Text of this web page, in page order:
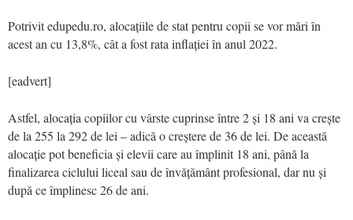
Potrivit edupedu.ro, alocațiile de stat pentru copii se vor mări în
acest an cu 13,8%, cât a fost rata inflației în anul 2022.
[eadvert]
Astfel, alocația copiilor cu vârste cuprinse între 2 și 18 ani va crește
de la 255 la 292 de lei – adică o creștere de 36 de lei. De această
alocație pot beneficia și elevii care au împlinit 18 ani, până la
finalizarea ciclului liceal sau de învățământ profesional, dar nu și
după ce împlinesc 26 de ani.